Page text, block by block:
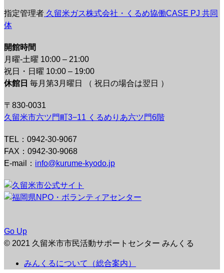
指定管理者 久留米ガス株式会社・くるめ協働CASE PJ 共同
体
開館時間
月曜-土曜 10:00 – 21:00
祝日・日曜 10:00 – 19:00
休館日 毎月第3月曜日 （ 祝日の場合は翌日 ）
〒830-0031
久留米市六ツ門町3−11 くるめりあ六ツ門6階
TEL：0942-30-9067
FAX：0942-30-9068
E-mail： info@kurume-kyodo.jp
Go Up
© 2021 久留米市市民活動サポートセンター みんくる
みんくるについて（総合案内）